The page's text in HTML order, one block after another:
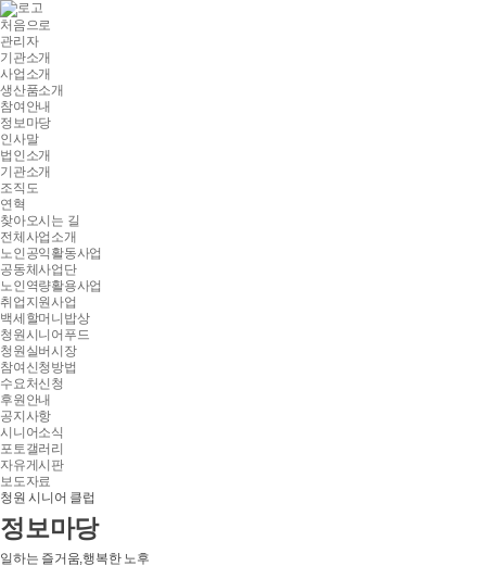
처음으로
관리자
기관소개
사업소개
생산품소개
참여안내
정보마당
인사말
법인소개
기관소개
조직도
연혁
찾아오시는 길
전체사업소개
노인공익활동사업
공동체사업단
노인역량활용사업
취업지원사업
백세할머니밥상
청원시니어푸드
청원실버시장
참여신청방법
수요처신청
후원안내
공지사항
시니어소식
포토갤러리
자유게시판
보도자료
청원 시니어 클럽
정보마당
일하는 즐거움,행복한 노후